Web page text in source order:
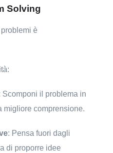
Solving
è
Scomponi il problema in
migliore comprensione.
: Pensa fuori dagli
di proporre idee